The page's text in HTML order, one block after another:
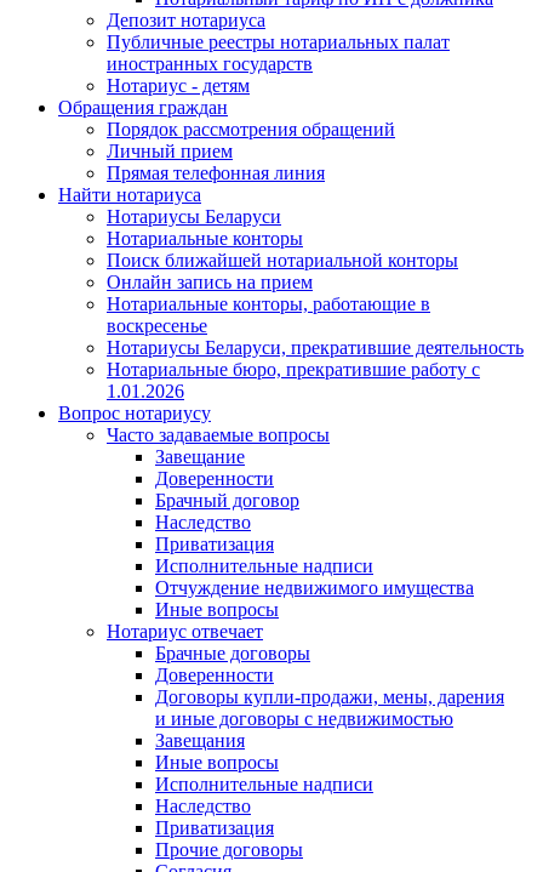
Депозит нотариуса
Публичные реестры нотариальных палат
иностранных государств
Нотариус - детям
Обращения граждан
Порядок рассмотрения обращений
Личный прием
Прямая телефонная линия
Найти нотариуса
Нотариусы Беларуси
Нотариальные конторы
Поиск ближайшей нотариальной конторы
Онлайн запись на прием
Нотариальные конторы, работающие в
воскресенье
Нотариусы Беларуси, прекратившие деятельность
Нотариальные бюро, прекратившие работу с
1.01.2026
Вопрос нотариусу
Часто задаваемые вопросы
Завещание
Доверенности
Брачный договор
Наследство
Приватизация
Исполнительные надписи
Отчуждение недвижимого имущества
Иные вопросы
Нотариус отвечает
Брачные договоры
Доверенности
Договоры купли-продажи, мены, дарения
и иные договоры с недвижимостью
Завещания
Иные вопросы
Исполнительные надписи
Наследство
Приватизация
Прочие договоры